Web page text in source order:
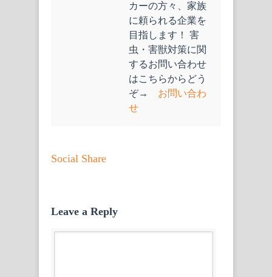
カーの方々、家族
に頼られる企業を
目指します！ 害
虫・害獣対策に関
するお問い合わせ
はこちらからどう
ぞ→ お問い合わ
せ
Social Share
Leave a Reply